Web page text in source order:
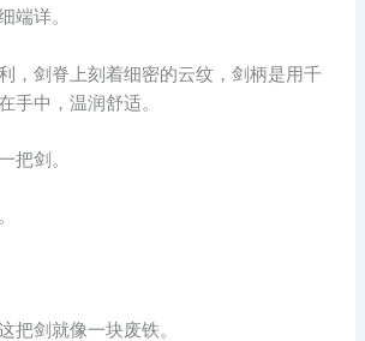
端详。
，剑脊上刻着细密的云纹，剑柄是用千
手中，温润舒适。
把剑。
把剑就像一块废铁。